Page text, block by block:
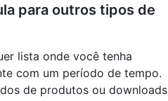
para outros tipos de
lista onde você tenha
com um período de tempo.
de produtos ou downloads